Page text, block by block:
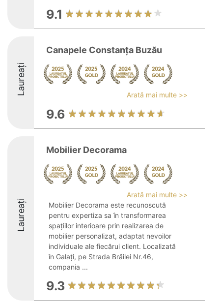
9.1
Laureați
Canapele Constanța Buzău
Arată mai multe >>
9.6
Laureați
Mobilier Decorama
Arată mai multe >>
Mobilier Decorama este recunoscută
pentru expertiza sa în transformarea
spațiilor interioare prin realizarea de
mobilier personalizat, adaptat nevoilor
individuale ale fiecărui client. Localizată
în Galați, pe Strada Brăilei Nr.46,
compania ...
9.3